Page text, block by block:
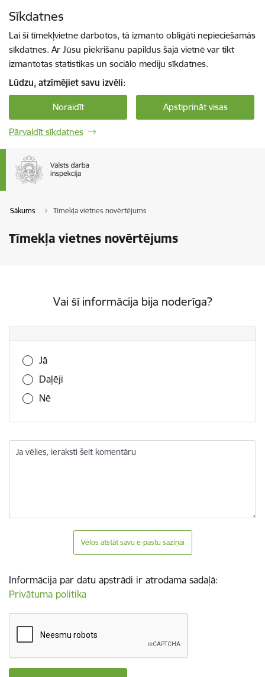
Sīkdatnes
Lai šī tīmekļvietne darbotos, tā izmanto obligāti nepieciešamās
sīkdatnes. Ar Jūsu piekrišanu papildus šajā vietnē var tikt
izmantotas statistikas un sociālo mediju sīkdatnes.
Lūdzu, atzīmējiet savu izvēli:
Noraidīt Apstiprināt visas
Pārvaldīt sīkdatnes
Sākums Tīmekļa vietnes novērtējums
Tīmekļa vietnes novērtējums
Vai šī informācija bija noderīga?
Vai šī informācija bija noderīga?
Jā
Daļēji
Nē
Ja vēlies, ieraksti šeit komentāru
Vēlos atstāt savu e-pastu saziņai
Informācija par datu apstrādi ir atrodama sadaļā:
Privātuma politika